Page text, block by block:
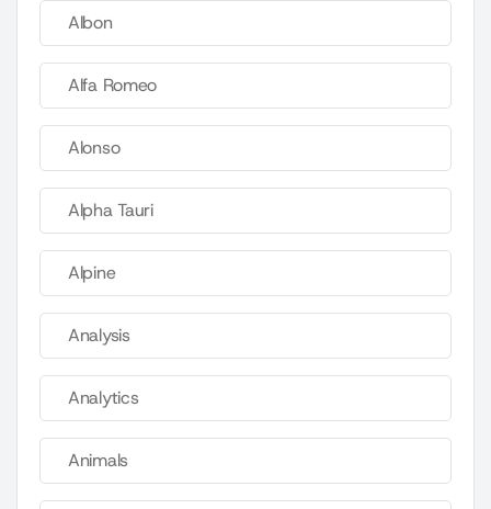
Albon
Alfa Romeo
Alonso
Alpha Tauri
Alpine
Analysis
Analytics
Animals